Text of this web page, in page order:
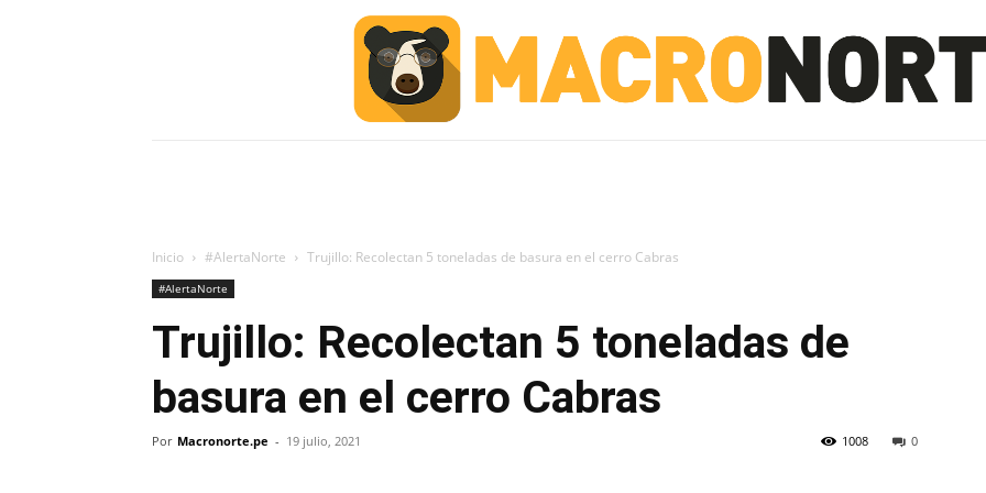
Inicio #AlertaNorte Trujillo: Recolectan 5 toneladas de basura en el cerro Cabras
#AlertaNorte
Trujillo: Recolectan 5 toneladas de
basura en el cerro Cabras
Por Macronorte.pe - 19 julio, 2021 0
1008